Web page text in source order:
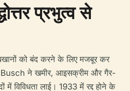
प्रभुत्व से
को बंद करने के लिए मजबूर कर
ने खमीर, आइसक्रीम और गैर-
में विविधता लाई। 1933 में रद्द होने के